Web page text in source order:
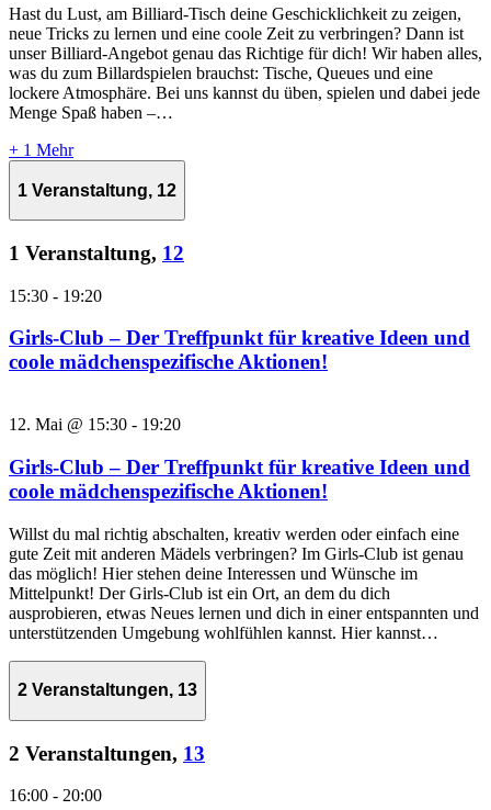
Hast du Lust, am Billiard-Tisch deine Geschicklichkeit zu zeigen,
neue Tricks zu lernen und eine coole Zeit zu verbringen? Dann ist
unser Billiard-Angebot genau das Richtige für dich! Wir haben alles,
was du zum Billardspielen brauchst: Tische, Queues und eine
lockere Atmosphäre. Bei uns kannst du üben, spielen und dabei jede
Menge Spaß haben –…
+ 1 Mehr
1 Veranstaltung, 12
1 Veranstaltung, 12
15:30 - 19:20
Girls-Club – Der Treffpunkt für kreative Ideen und
coole mädchenspezifische Aktionen!
12. Mai @ 15:30 - 19:20
Girls-Club – Der Treffpunkt für kreative Ideen und
coole mädchenspezifische Aktionen!
Willst du mal richtig abschalten, kreativ werden oder einfach eine
gute Zeit mit anderen Mädels verbringen? Im Girls-Club ist genau
das möglich! Hier stehen deine Interessen und Wünsche im
Mittelpunkt! Der Girls-Club ist ein Ort, an dem du dich
ausprobieren, etwas Neues lernen und dich in einer entspannten und
unterstützenden Umgebung wohlfühlen kannst. Hier kannst…
2 Veranstaltungen, 13
2 Veranstaltungen, 13
16:00 - 20:00